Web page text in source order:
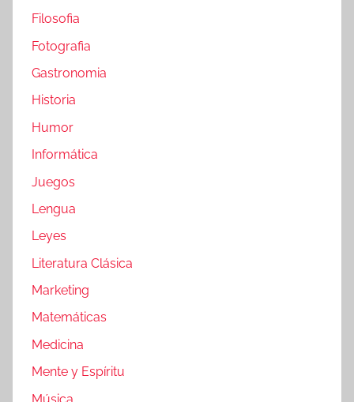
Filosofia
Fotografia
Gastronomia
Historia
Humor
Informática
Juegos
Lengua
Leyes
Literatura Clásica
Marketing
Matemáticas
Medicina
Mente y Espíritu
Música